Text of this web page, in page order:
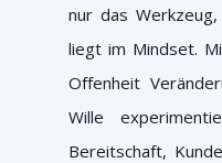
nur das
liegt im Mindset.
Offenheit
Wille
Bereitschaft,